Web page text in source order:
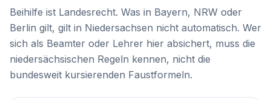
Beihilfe ist Landesrecht. Was in Bayern, NRW oder
Berlin gilt, gilt in Niedersachsen nicht automatisch. Wer
sich als Beamter oder Lehrer hier absichert, muss die
niedersächsischen Regeln kennen, nicht die
bundesweit kursierenden Faustformeln.